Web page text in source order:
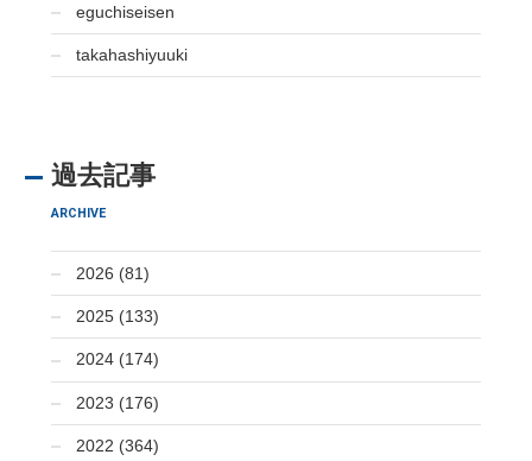
eguchiseisen
takahashiyuuki
過去記事
ARCHIVE
2026 (81)
2025 (133)
2024 (174)
2023 (176)
2022 (364)